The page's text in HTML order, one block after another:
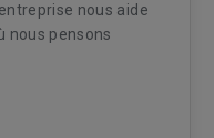
nous aide
nous pensons